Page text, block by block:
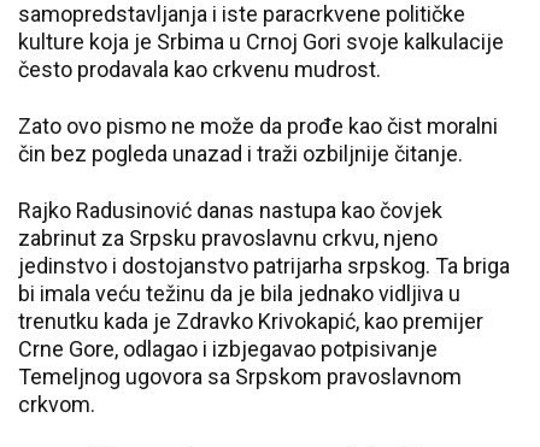
samopredstavljanja i iste paracrkvene političke
kulture koja je Srbima u Crnoj Gori svoje kalkulacije
često prodavala kao crkvenu mudrost.
Zato ovo pismo ne može da prođe kao čist moralni
čin bez pogleda unazad i traži ozbiljnije čitanje.
Rajko Radusinović danas nastupa kao čovjek
zabrinut za Srpsku pravoslavnu crkvu, njeno
jedinstvo i dostojanstvo patrijarha srpskog. Ta briga
bi imala veću težinu da je bila jednako vidljiva u
trenutku kada je Zdravko Krivokapić, kao premijer
Crne Gore, odlagao i izbjegavao potpisivanje
Temeljnog ugovora sa Srpskom pravoslavnom
crkvom.